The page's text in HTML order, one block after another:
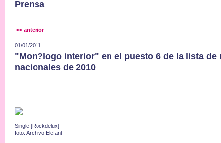
Prensa
<< anterior
01/01/2011
"Mon?logo interior" en el puesto 6 de la lista de
nacionales de 2010
Single [Rockdelux]
foto: Archivo Elefant